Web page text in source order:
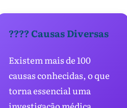
???? Causas Diversas
Existem mais de 100
causas conhecidas, o que
torna essencial uma